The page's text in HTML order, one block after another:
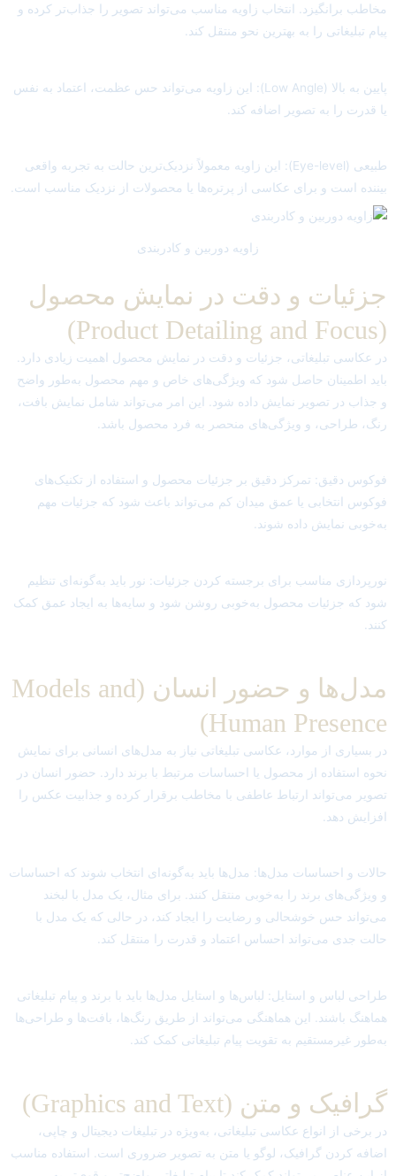
مخاطب برانگیزد. انتخاب زاویه مناسب می‌تواند تصویر را جذاب‌تر کرده و
پیام تبلیغاتی را به بهترین نحو منتقل کند.
پایین به بالا (Low Angle): این زاویه می‌تواند حس عظمت، اعتماد به نفس
یا قدرت را به تصویر اضافه کند.
طبیعی (Eye-level): این زاویه معمولاً نزدیک‌ترین حالت به تجربه واقعی
بیننده است و برای عکاسی از پرتره‌ها یا محصولات از نزدیک مناسب است.
زاویه دوربین و کادربندی
جزئیات و دقت در نمایش محصول
(Product Detailing and Focus)
در عکاسی تبلیغاتی، جزئیات و دقت در نمایش محصول اهمیت زیادی دارد.
باید اطمینان حاصل شود که ویژگی‌های خاص و مهم محصول به‌طور واضح
و جذاب در تصویر نمایش داده شود. این امر می‌تواند شامل نمایش بافت،
رنگ، طراحی، و ویژگی‌های منحصر به فرد محصول باشد.
فوکوس دقیق: تمرکز دقیق بر جزئیات محصول و استفاده از تکنیک‌های
فوکوس انتخابی یا عمق میدان کم می‌تواند باعث شود که جزئیات مهم
به‌خوبی نمایش داده شوند.
نورپردازی مناسب برای برجسته کردن جزئیات: نور باید به‌گونه‌ای تنظیم
شود که جزئیات محصول به‌خوبی روشن شود و سایه‌ها به ایجاد عمق کمک
کنند.
مدل‌ها و حضور انسان (Models and
Human Presence)
در بسیاری از موارد، عکاسی تبلیغاتی نیاز به مدل‌های انسانی برای نمایش
نحوه استفاده از محصول یا احساسات مرتبط با برند دارد. حضور انسان در
تصویر می‌تواند ارتباط عاطفی با مخاطب برقرار کرده و جذابیت عکس را
افزایش دهد.
حالات و احساسات مدل‌ها: مدل‌ها باید به‌گونه‌ای انتخاب شوند که احساسات
و ویژگی‌های برند را به‌خوبی منتقل کنند. برای مثال، یک مدل با لبخند
می‌تواند حس خوشحالی و رضایت را ایجاد کند، در حالی که یک مدل با
حالت جدی می‌تواند احساس اعتماد و قدرت را منتقل کند.
طراحی لباس و استایل: لباس‌ها و استایل مدل‌ها باید با برند و پیام تبلیغاتی
هماهنگ باشند. این هماهنگی می‌تواند از طریق رنگ‌ها، بافت‌ها و طراحی‌ها
به‌طور غیرمستقیم به تقویت پیام تبلیغاتی کمک کند.
گرافیک و متن (Graphics and Text)
در برخی از انواع عکاسی تبلیغاتی، به‌ویژه در تبلیغات دیجیتال و چاپی،
اضافه کردن گرافیک، لوگو یا متن به تصویر ضروری است. استفاده مناسب